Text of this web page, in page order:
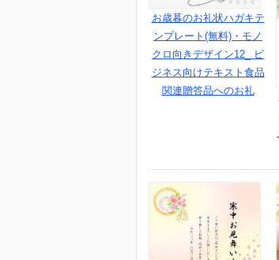
お歳暮のお礼状ハガキテ
ンプレート(無料)・モノ
クロ向きデザイン12_ ビ
ジネス向けテキスト食品
関連贈答品へのお礼